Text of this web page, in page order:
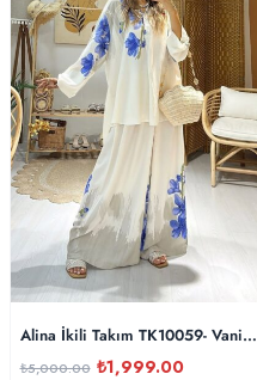
Alina İkili Takım TK10059- Vanilya
₺5,000.00 ₺1,999.00